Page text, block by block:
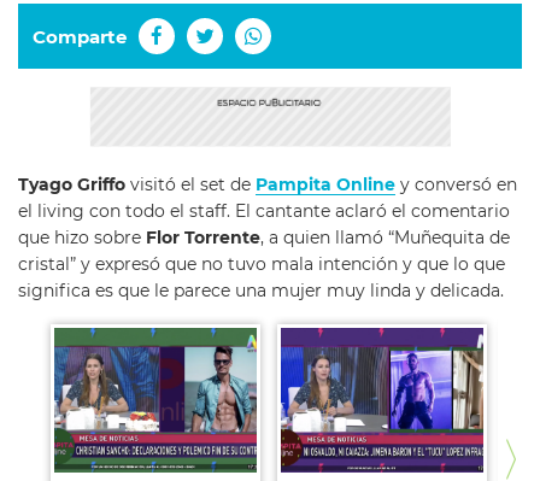
Comparte
Tyago Griffo visitó el set de Pampita Online y conversó en
el living con todo el staff. El cantante aclaró el comentario
que hizo sobre Flor Torrente, a quien llamó “Muñequita de
cristal” y expresó que no tuvo mala intención y que lo que
significa es que le parece una mujer muy linda y delicada.